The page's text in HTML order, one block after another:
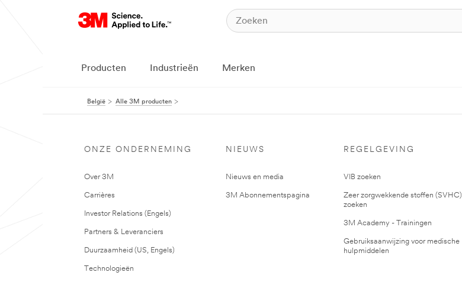
Producten Industrieën Merken
België Alle 3M producten
ONZE ONDERNEMING
Over 3M
Carrières
Investor Relations (Engels)
Partners & Leveranciers
Duurzaamheid (US, Engels)
Technologieën
NIEUWS
Nieuws en media
3M Abonnementspagina
REGELGEVING
VIB zoeken
Zeer zorgwekkende stoffen (SVHC)
zoeken
3M Academy - Trainingen
Gebruiksaanwijzing voor medische
hulpmiddelen